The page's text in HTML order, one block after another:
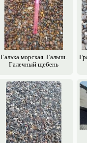
Галька морская. Галыш.
Галечный щебень